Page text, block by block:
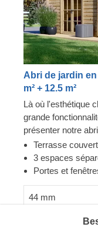
Abri de jardin
m² + 12.5 m²
Là où l'esthétique
grande
présenter notre
élégant à une
possèder une
représentant la
confortable, ce
Terrasse
3 espaces
Portes et
44 mm